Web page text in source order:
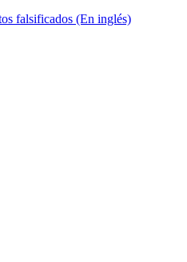
falsificados (En inglés)